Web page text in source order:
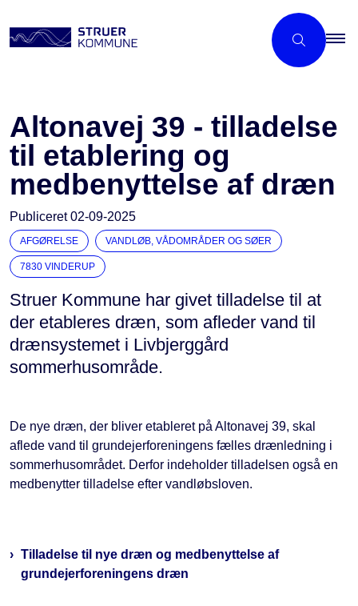
Altonavej 39 - tilladelse
til etablering og
medbenyttelse af dræn
Publiceret02-09-2025
AFGØRELSE VANDLØB, VÅDOMRÅDER OG SØER
7830 VINDERUP
Struer Kommune har givet tilladelse til at
der etableres dræn, som afleder vand til
drænsystemet i Livbjerggård
sommerhusområde.
De nye dræn, der bliver etableret på Altonavej 39, skal
aflede vand til grundejerforeningens fælles drænledning i
sommerhusområdet. Derfor indeholder tilladelsen også en
medbenytter tilladelse efter vandløbsloven.
Tilladelse til nye dræn og medbenyttelse af
grundejerforeningens dræn